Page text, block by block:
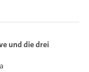
und die drei